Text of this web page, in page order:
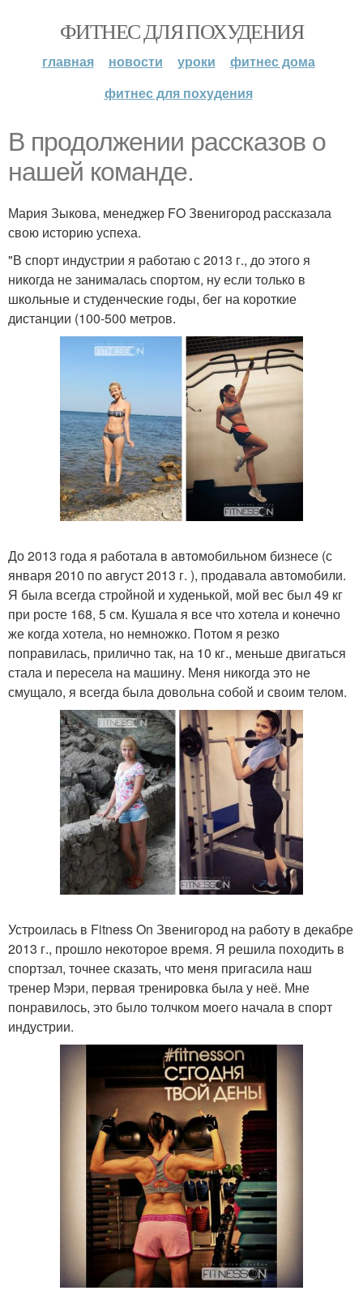
ФИТНЕС ДЛЯ ПОХУДЕНИЯ
главная новости уроки
фитнес дома
фитнес для похудения
В продолжении рассказов о
нашей команде.
Мария Зыкова, менеджер FO Звенигород рассказала
свою историю успеха.
"В спорт индустрии я работаю с 2013 г., до этого я
никогда не занималась спортом, ну если только в
школьные и студенческие годы, бег на короткие
дистанции (100-500 метров.
До 2013 года я работала в автомобильном бизнесе (с
января 2010 по август 2013 г. ), продавала автомобили.
Я была всегда стройной и худенькой, мой вес был 49 кг
при росте 168, 5 см. Кушала я все что хотела и конечно
же когда хотела, но немножко. Потом я резко
поправилась, прилично так, на 10 кг., меньше двигаться
стала и пересела на машину. Меня никогда это не
смущало, я всегда была довольна собой и своим телом.
Устроилась в Fitness On Звенигород на работу в декабре
2013 г., прошло некоторое время. Я решила походить в
спортзал, точнее сказать, что меня пригасила наш
тренер Мэри, первая тренировка была у неё. Мне
понравилось, это было толчком моего начала в спорт
индустрии.